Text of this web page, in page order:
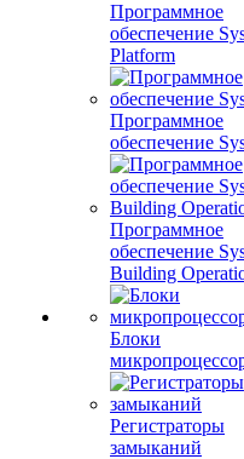
Программное
обеспечение
Platform
Программное
обеспечение
Программное
обеспечение
Building
Блоки
Регистраторы
замыканий